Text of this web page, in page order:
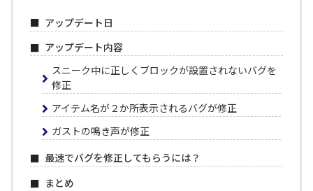
アップデート日
アップデート内容
スニーク中に正しくブロックが設置されないバグを
修正
アイテム名が２か所表示されるバグが修正
ガストの鳴き声が修正
最速でバグを修正してもらうには？
まとめ